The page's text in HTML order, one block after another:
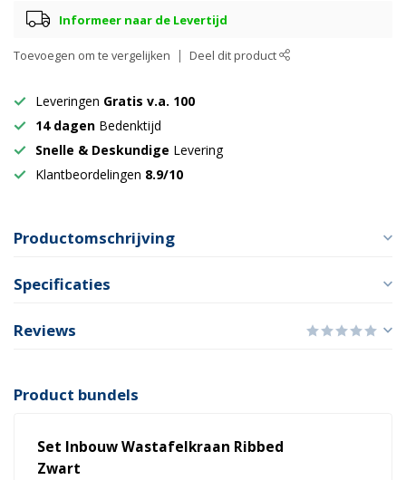
Informeer naar de Levertijd
Toevoegen om te vergelijken Deel dit product
Leveringen Gratis v.a. 100
14 dagen Bedenktijd
Snelle & Deskundige Levering
Klantbeordelingen 8.9/10
Productomschrijving
Specificaties
Reviews
Product bundels
Set Inbouw Wastafelkraan Ribbed
Zwart